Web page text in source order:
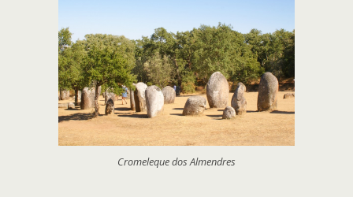
Cromeleque dos Almendres